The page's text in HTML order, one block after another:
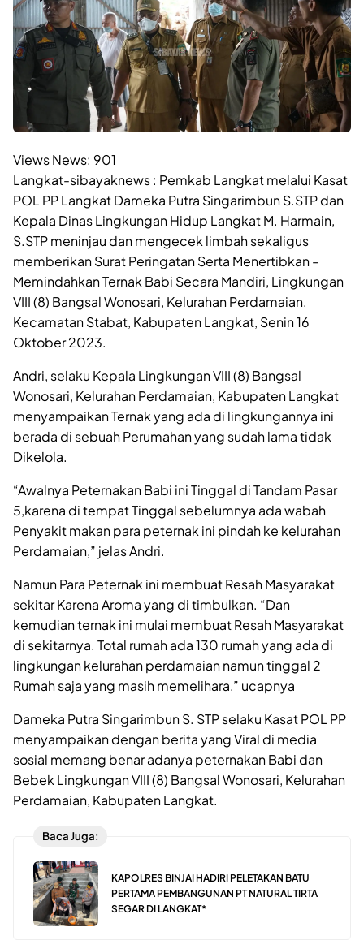
Views News: 901
Langkat-sibayaknews : Pemkab Langkat melalui Kasat
POL PP Langkat Dameka Putra Singarimbun S.STP dan
Kepala Dinas Lingkungan Hidup Langkat M. Harmain,
S.STP meninjau dan mengecek limbah sekaligus
memberikan Surat Peringatan Serta Menertibkan –
Memindahkan Ternak Babi Secara Mandiri, Lingkungan
VIII (8) Bangsal Wonosari, Kelurahan Perdamaian,
Kecamatan Stabat, Kabupaten Langkat, Senin 16
Oktober 2023.
Andri, selaku Kepala Lingkungan VIII (8) Bangsal
Wonosari, Kelurahan Perdamaian, Kabupaten Langkat
menyampaikan Ternak yang ada di lingkungannya ini
berada di sebuah Perumahan yang sudah lama tidak
Dikelola.
“Awalnya Peternakan Babi ini Tinggal di Tandam Pasar
5,karena di tempat Tinggal sebelumnya ada wabah
Penyakit makan para peternak ini pindah ke kelurahan
Perdamaian,” jelas Andri.
Namun Para Peternak ini membuat Resah Masyarakat
sekitar Karena Aroma yang di timbulkan. “Dan
kemudian ternak ini mulai membuat Resah Masyarakat
di sekitarnya. Total rumah ada 130 rumah yang ada di
lingkungan kelurahan perdamaian namun tinggal 2
Rumah saja yang masih memelihara,” ucapnya
Dameka Putra Singarimbun S. STP selaku Kasat POL PP
menyampaikan dengan berita yang Viral di media
sosial memang benar adanya peternakan Babi dan
Bebek Lingkungan VIII (8) Bangsal Wonosari, Kelurahan
Perdamaian, Kabupaten Langkat.
Baca Juga:
KAPOLRES BINJAI HADIRI PELETAKAN BATU
PERTAMA PEMBANGUNAN PT NATURAL TIRTA
SEGAR DI LANGKAT*